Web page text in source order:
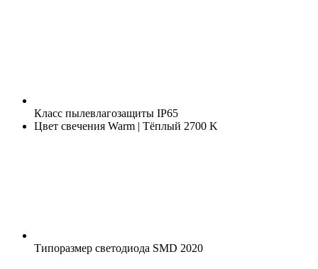
Класс пылевлагозащиты IP65
Цвет свечения Warm | Тёплый 2700 K
Типоразмер светодиода SMD 2020